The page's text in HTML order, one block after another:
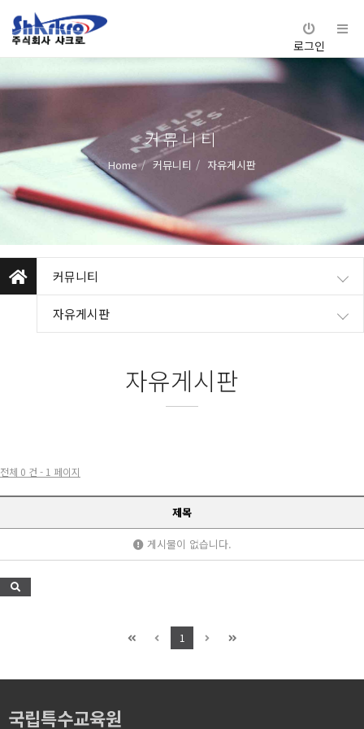
로그인
커뮤니티
Home 커뮤니티 자유게시판
커뮤니티
자유게시판
자유게시판
전체 0 건 - 1 페이지
제목
게시물이 없습니다.
1
국립특수교육원